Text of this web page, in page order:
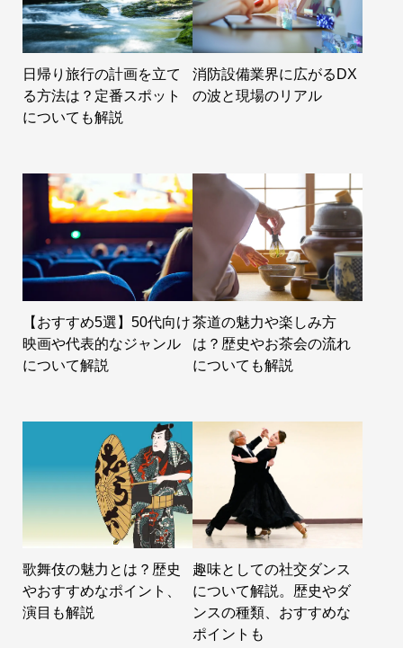
日帰り旅行の計画を立て
る方法は？定番スポット
についても解説
消防設備業界に広がるDX
の波と現場のリアル
【おすすめ5選】50代向け
映画や代表的なジャンル
について解説
茶道の魅力や楽しみ方
は？歴史やお茶会の流れ
についても解説
歌舞伎の魅力とは？歴史
やおすすめなポイント、
演目も解説
趣味としての社交ダンス
について解説。歴史やダ
ンスの種類、おすすめな
ポイントも